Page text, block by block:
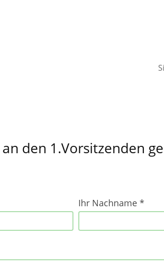
den 1.Vorsitzenden
Ihr Nachname *